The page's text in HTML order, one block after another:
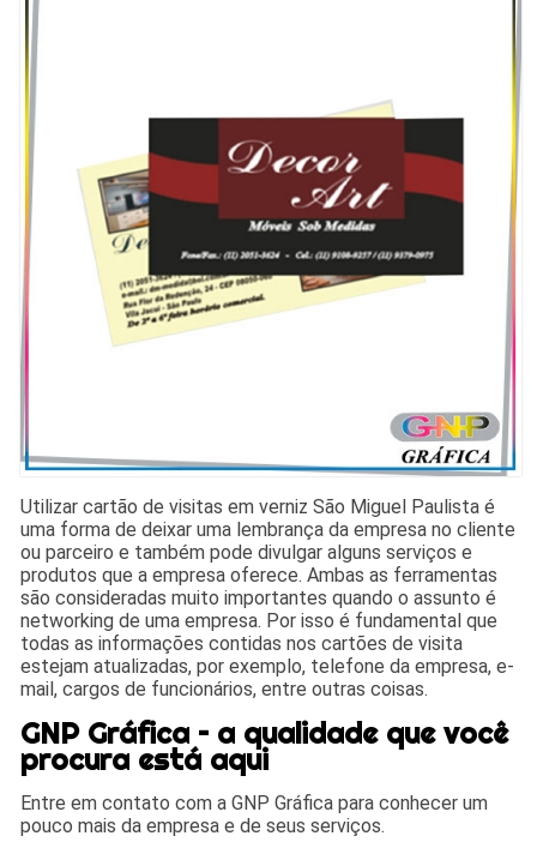
Utilizar cartão de visitas em verniz São Miguel Paulista é
uma forma de deixar uma lembrança da empresa no cliente
ou parceiro e também pode divulgar alguns serviços e
produtos que a empresa oferece. Ambas as ferramentas
são consideradas muito importantes quando o assunto é
networking de uma empresa. Por isso é fundamental que
todas as informações contidas nos cartões de visita
estejam atualizadas, por exemplo, telefone da empresa, e-
mail, cargos de funcionários, entre outras coisas.
GNP Gráfica – a qualidade que você
procura está aqui
Entre em contato com a GNP Gráfica para conhecer um
pouco mais da empresa e de seus serviços.